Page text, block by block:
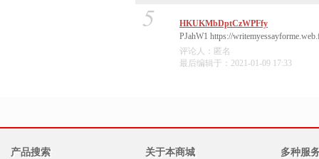
5
HKUKMbDptCzWPFfy
PJahW1 https://
评论人：匿名
最后编辑于：2021-01-09 17:33
产品搜索 关于本商城 多种服